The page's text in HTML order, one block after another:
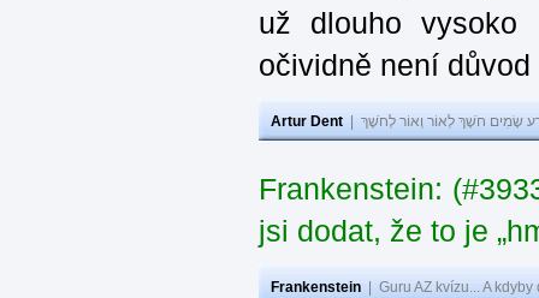
už dlouho
očividně není
Artur Dent שָׂמִים חֹשֶׁךְ לְאוֹר וְאוֹר לְחֹשֶׁךְ
Frankenstein:
jsi dodat, že to je
Frankenstein Guru AZ kvízu... A